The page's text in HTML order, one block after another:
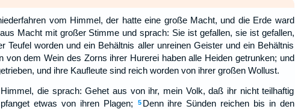
vom Himmel, der hatte eine große Macht, und die Erde ward
Macht mit großer Stimme und sprach: Sie ist gefallen, sie ist gefallen,
Teufel worden und ein Behältnis aller unreinen Geister und ein Behältnis
von dem Wein des Zorns ihrer Hurerei haben alle Heiden getrunken; und
und ihre Kaufleute sind reich worden von ihrer großen Wollust.
die sprach: Gehet aus von ihr, mein Volk, daß ihr nicht teilhaftig
etwas von ihren Plagen;
5 Denn ihre Sünden reichen bis in den